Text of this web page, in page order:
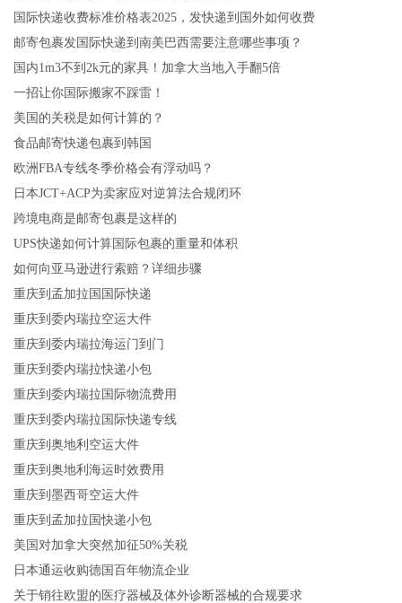
国际快递收费标准价格表2025，发快递到国外如何收费
邮寄包裹发国际快递到南美巴西需要注意哪些事项？
国内1m3不到2k元的家具！加拿大当地入手翻5倍
一招让你国际搬家不踩雷！
美国的关税是如何计算的？
食品邮寄快递包裹到韩国
欧洲FBA专线冬季价格会有浮动吗？
日本JCT+ACP为卖家应对逆算法合规闭环
跨境电商是邮寄包裹是这样的
UPS快递如何计算国际包裹的重量和体积
如何向亚马逊进行索赔？详细步骤
重庆到孟加拉国国际快递
重庆到委内瑞拉空运大件
重庆到委内瑞拉海运门到门
重庆到委内瑞拉快递小包
重庆到委内瑞拉国际物流费用
重庆到委内瑞拉国际快递专线
重庆到奥地利空运大件
重庆到奥地利海运时效费用
重庆到墨西哥空运大件
重庆到孟加拉国快递小包
美国对加拿大突然加征50%关税
日本通运收购德国百年物流企业
关于销往欧盟的医疗器械及体外诊断器械的合规要求